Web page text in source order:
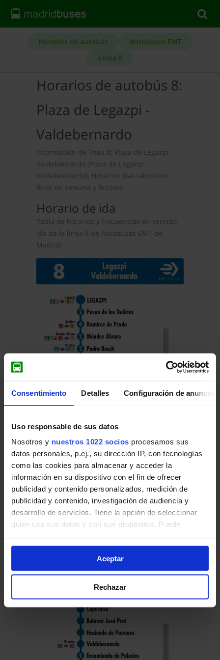
Consentimiento Detalles Configuración de anuncios
Uso responsable de sus datos
Nosotros y nuestros 1022 socios procesamos sus
datos personales, p.ej., su dirección IP, con tecnologías
como las cookies para almacenar y acceder la
información en su dispositivo con el fin de ofrecer
publicidad y contenido personalizados, medición de
publicidad y contenido, investigación de audiencia y
desarrollo de servicios. Tiene la opción de seleccionar
quién usa sus datos y con qué propósitos. Puede
momento desde la Declaración de cookies o clicando en
el Menú de consentimiento.
Si lo permite, también quisiéramos:
Identificar su dispositivo analizándolo activamente
para buscar características específicas (huellas
Obtenga más información sobre cómo se procesan sus
datos personales y establezca sus preferencias en la
Aceptar
Rechazar
Horarios de autobús
Autobuses EMT
Línea 8
Horarios de autobús 8:
Plaza de Legazpi -
Valdebernardo
Información de línea 8: Plaza de Legazpi -
Valdebernardo (Plaza de Legazpi -
Valdebernardo). Horarios días laborales,
fines de semana y festivos.
Horario de ida
Tabla de horarios y frecuencias en sentido
ida de la línea 8 de Autobuses EMT de
Madrid:
Pulsa en la imagen para mostrar el
completo.
Horario de vuelta
Tabla de horarios y frecuencias en sentido
vuelta de la línea 8 de Autobuses EMT de